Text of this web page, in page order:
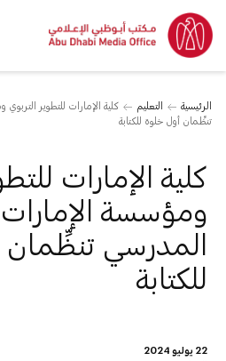
الرئيسية التعليم
كلية الإمارات للتطوير
تنظِّمان أول خلوة للكتابة
22 يوليو 2024
كلية الإمارات
ومؤسسة الإمارات
المدرسي تنظِّمان
للكتابة